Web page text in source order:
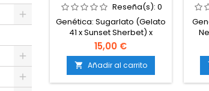
Reseña(s):0
Genética: Sugarlato (Gelato
41 x Sunset Sherbet) x
RuderalisTipo: 65% índica /
25% sativa / 10%
ruderalisContenido de
THC: 20-23%Ciclo
completo: 9-10 semanas
15,00 €
 Añadir al carrito